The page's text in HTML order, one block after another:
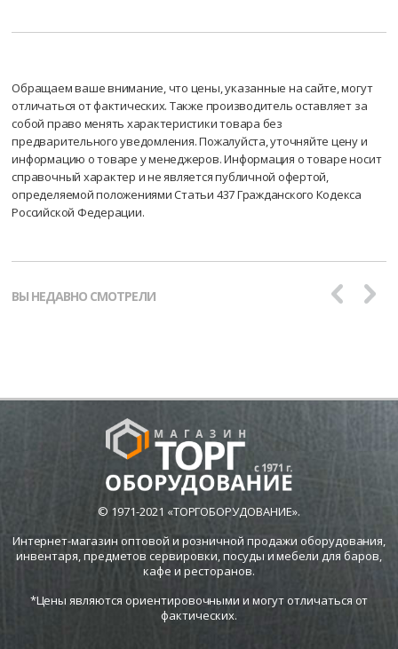
Обращаем ваше внимание, что цены, указанные на сайте, могут
отличаться от фактических. Также производитель оставляет за
собой право менять характеристики товара без
предварительного уведомления. Пожалуйста, уточняйте цену и
информацию о товаре у менеджеров. Информация о товаре носит
справочный характер и не является публичной офертой,
определяемой положениями Статьи 437 Гражданского Кодекса
Российской Федерации.
ВЫ НЕДАВНО СМОТРЕЛИ
© 1971-2021 «ТОРГОБОРУДОВАНИЕ».
Интернет-магазин оптовой и розничной продажи оборудования,
инвентаря, предметов сервировки, посуды и мебели для баров,
кафе и ресторанов.
*Цены являются ориентировочными и могут отличаться от
фактических.